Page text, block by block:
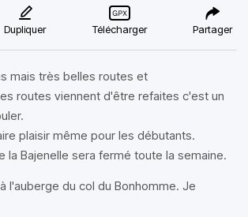
Dupliquer Télécharger Partager
mais très belles routes et
routes viennent d'être refaites c'est un
plaisir même pour les débutants.
la Bajenelle sera fermé toute la semaine.
l'auberge du col du Bonhomme. Je